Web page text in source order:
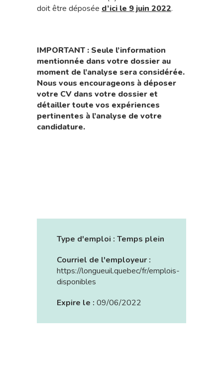
doit être déposée d’ici le 9 juin 2022.
IMPORTANT : Seule l’information
mentionnée dans votre dossier au
moment de l’analyse sera considérée.
Nous vous encourageons à déposer
votre CV dans votre dossier et
détailler toute vos expériences
pertinentes à l’analyse de votre
candidature.
Type d'emploi : Temps plein
Courriel de l'employeur :
https://longueuil.quebec/fr/emplois-
disponibles
Expire le : 09/06/2022